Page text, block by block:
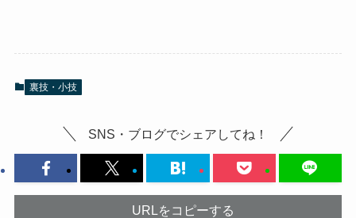
裏技・小技
SNS・ブログでシェアしてね！
URLをコピーする